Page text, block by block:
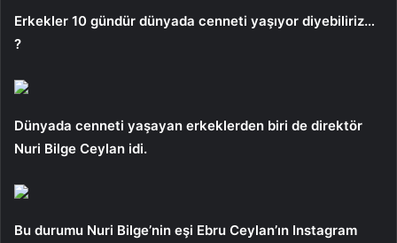
Erkekler 10 gündür dünyada cenneti yaşıyor diyebiliriz…
?
Dünyada cenneti yaşayan erkeklerden biri de direktör
Nuri Bilge Ceylan idi.
Bu durumu Nuri Bilge’nin eşi Ebru Ceylan’ın Instagram